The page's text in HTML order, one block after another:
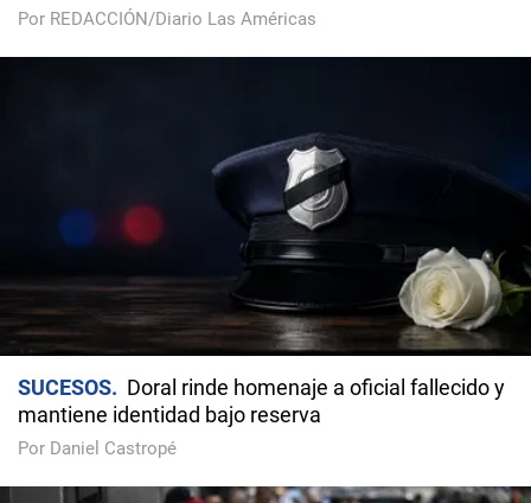
Por REDACCIÓN/Diario Las Américas
SUCESOS
Doral rinde homenaje a oficial fallecido y
mantiene identidad bajo reserva
Por Daniel Castropé